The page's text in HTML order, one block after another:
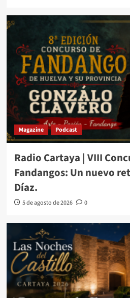
Magazine Podcast
Radio Cartaya | VIII
Fandangos: Un nuevo
Díaz.
5 de agosto de 2026 0